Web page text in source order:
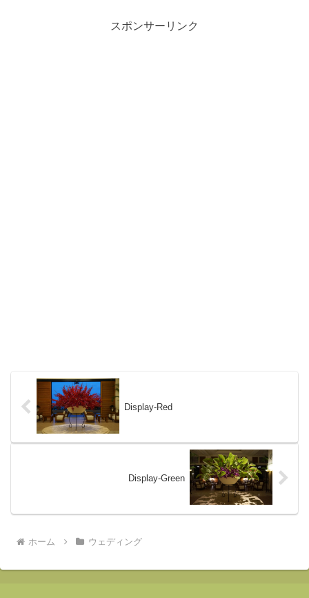
スポンサーリンク
Display-Red
Display-Green
ホーム ウェディング